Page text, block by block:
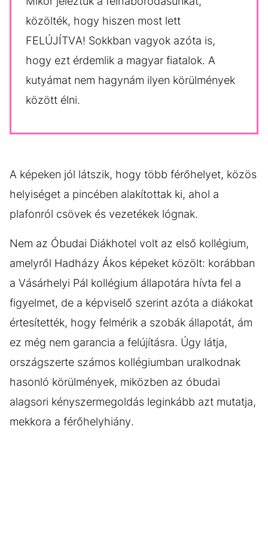
közölték, hogy hiszen most lett
FELÚJÍTVA! Sokkban vagyok azóta is,
hogy ezt érdemlik a magyar fiatalok. A
kutyámat nem hagynám ilyen körülmények
között élni.
A képeken jól látszik, hogy több férőhelyet, közös
helyiséget a pincében alakítottak ki, ahol a
plafonról csövek és vezetékek lógnak.
Nem az Óbudai Diákhotel volt az első kollégium,
amelyről Hadházy Ákos képeket közölt: korábban
a Vásárhelyi Pál kollégium állapotára hívta fel a
figyelmet, de a képviselő szerint azóta a diákokat
értesítették, hogy felmérik a szobák állapotát, ám
ez még nem garancia a felújításra. Úgy látja,
országszerte számos kollégiumban uralkodnak
hasonló körülmények, miközben az óbudai
alagsori kényszermegoldás leginkább azt mutatja,
mekkora a férőhelyhiány.